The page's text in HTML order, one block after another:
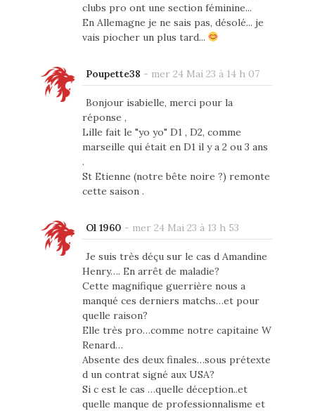
clubs pro ont une section féminine...
En Allemagne je ne sais pas, désolé... je
vais piocher un plus tard...
Poupette38 - mer 24 Mai 23 à 14 h 07
Bonjour isabielle, merci pour la
réponse ,
Lille fait le "yo yo" D1 , D2, comme
marseille qui était en D1 il y a 2 ou 3 ans
.
St Etienne (notre bête noire ?) remonte
cette saison .
Ol 1960 - mer 24 Mai 23 à 13 h 53
Je suis très déçu sur le cas d Amandine
Henry…. En arrêt de maladie?
Cette magnifique guerrière nous a
manqué ces derniers matchs…et pour
quelle raison?
Elle très pro…comme notre capitaine W
Renard…
Absente des deux finales…sous prétexte
d un contrat signé aux USA?
Si c est le cas …quelle déception..et
quelle manque de professionnalisme et